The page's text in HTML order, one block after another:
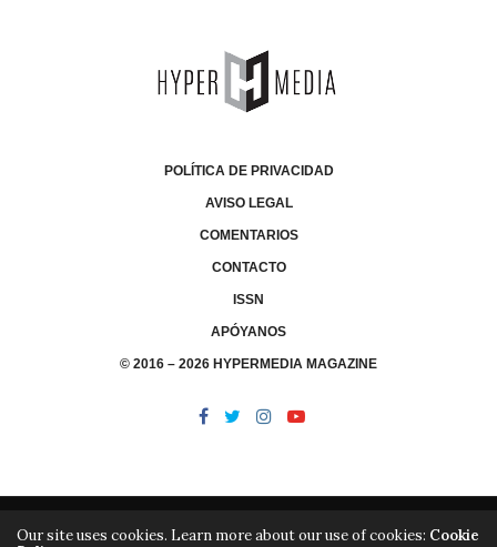
POLÍTICA DE PRIVACIDAD
AVISO LEGAL
COMENTARIOS
CONTACTO
ISSN
APÓYANOS
© 2016 – 2026 HYPERMEDIA MAGAZINE
Our site uses cookies. Learn more about our use of cookies: Cookie